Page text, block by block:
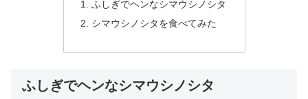
ふしぎでヘンなシマウシノシタ
シマウシノシタを食べてみた
ふしぎでヘンなシマウシノシタ